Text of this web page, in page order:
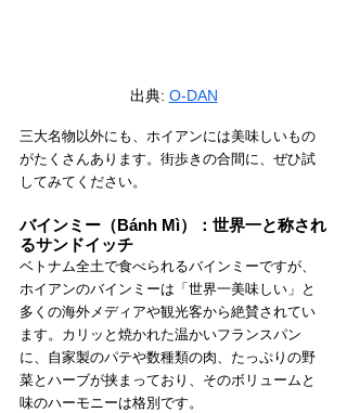
出典: O-DAN
三大名物以外にも、ホイアンには美味しいもの
がたくさんあります。街歩きの合間に、ぜひ試
してみてください。
バインミー（Bánh Mì）：世界一と称され
るサンドイッチ
ベトナム全土で食べられるバインミーですが、
ホイアンのバインミーは「世界一美味しい」と
多くの海外メディアや観光客から絶賛されてい
ます。カリッと焼かれた温かいフランスパン
に、自家製のパテや数種類の肉、たっぷりの野
菜とハーブが挟まっており、そのボリュームと
味のハーモニーは格別です。